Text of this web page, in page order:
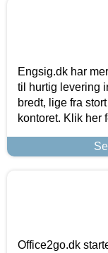
Engsig.dk har
til hurtig levering
bredt, lige fra
kontoret. Klik her
Office2go.dk